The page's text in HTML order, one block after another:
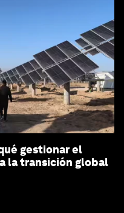
gestionar el
la transición global